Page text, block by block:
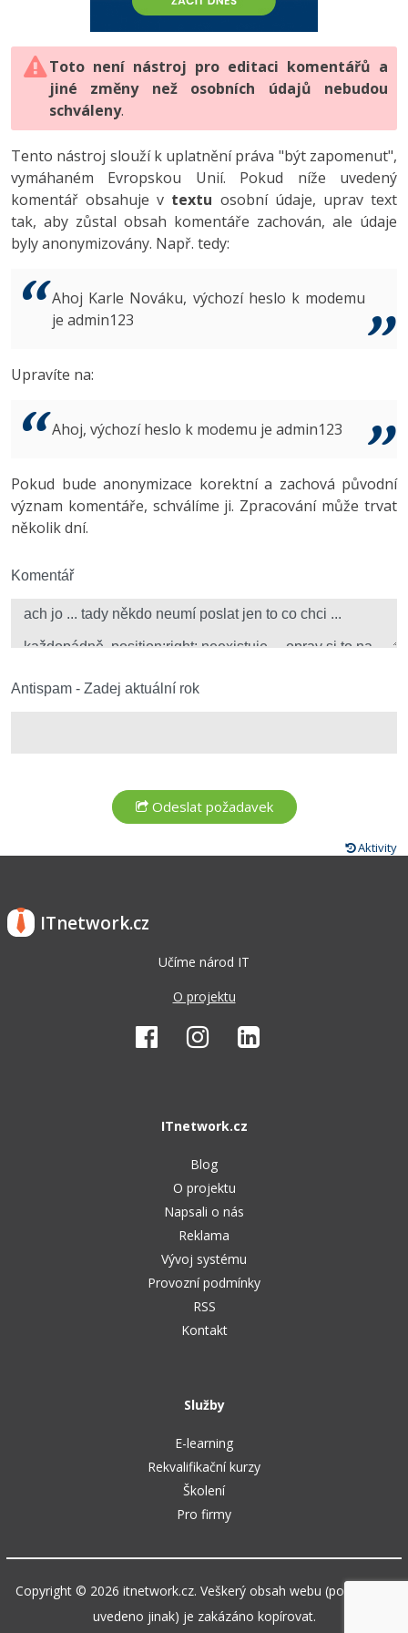
HTML5, CSS3, Bootstrap, SEO
SQL a databáze
Testování a verzování
UML a návrhové vzory
React
Spring
ASP.NET MVC
Best practices
PHP
JavaScript
Python
HTML / CSS
UML a návrhové vzory
MySQL/MariaDB
MS-SQL
Vývojář mobilních aplikací
C# Game developer
Tester
Systémový administrátor
3D grafik
Copywriter
WordPress specialista
-80%
JavaScript -80%
PHP -80%
Swift -80%
Kotlin -80%
VB.NET
Algoritmy -41%
Umělá inteligence (AI) -10%
Fórum
Digitální gramotnost
Marketing
WordPress
SEO
UX
Business
Copywriting
Windows
Kybernetická bezpečnost
-80%
Adobe Illustrator -80%
Adobe Lightroom
Adobe XD
Adobe InDesign -25%
Adobe After Effects
Inkscape
Fórum
Toto není nástroj pro editaci komentářů a
jiné změny než osobních údajů nebudou
schváleny.
Tento nástroj slouží k uplatnění práva "být zapomenut",
vymáhaném Evropskou Unií. Pokud níže uvedený
komentář obsahuje v textu osobní údaje, uprav text
tak, aby zůstal obsah komentáře zachován, ale údaje
byly anonymizovány. Např. tedy:
Ahoj Karle Nováku, výchozí heslo k modemu
je admin123
Upravíte na:
Ahoj, výchozí heslo k modemu je admin123
Pokud bude anonymizace korektní a zachová původní
význam komentáře, schválíme ji. Zpracování může trvat
několik dní.
Komentář
Antispam - Zadej aktuální rok
Aktivity
ITnetwork.cz
Učíme národ IT
O projektu
ITnetwork.cz
Blog
O projektu
Napsali o nás
Reklama
Vývoj systému
Provozní podmínky
RSS
Kontakt
Služby
E-learning
Rekvalifikační kurzy
Školení
Pro firmy
Copyright © 2026 itnetwork.cz. Veškerý obsah webu (pokud není
uvedeno jinak) je zakázáno kopírovat.